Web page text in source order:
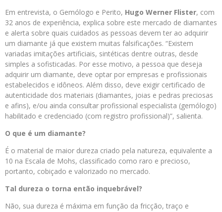
Em entrevista, o Gemólogo e Perito, Hugo Werner Flister, com
32 anos de experiência, explica sobre este mercado de diamantes
e alerta sobre quais cuidados as pessoas devem ter ao adquirir
um diamante já que existem muitas falsificações. “Existem
variadas imitações artificiais, sintéticas dentre outras, desde
simples a sofisticadas. Por esse motivo, a pessoa que deseja
adquirir um diamante, deve optar por empresas e profissionais
estabelecidos e idôneos. Além disso, deve exigir certificado de
autenticidade dos materiais (diamantes, joias e pedras preciosas
e afins), e/ou ainda consultar profissional especialista (gemólogo)
habilitado e credenciado (com registro profissional)”, salienta.
O que é um diamante?
É o material de maior dureza criado pela natureza, equivalente a
10 na Escala de Mohs, classificado como raro e precioso,
portanto, cobiçado e valorizado no mercado.
Tal dureza o torna então inquebrável?
Não, sua dureza é máxima em função da fricção, traço e